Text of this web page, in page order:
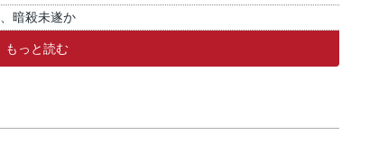
暗殺未遂か
もっと読む